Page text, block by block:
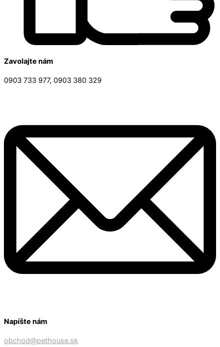
Zavolajte nám
0903 733 977, 0903 380 329
Napíšte nám
obchod@pethouse.sk